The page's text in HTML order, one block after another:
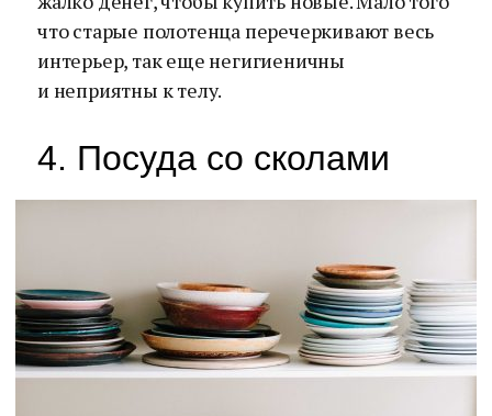
что старые полотенца перечеркивают весь
интерьер, так еще негигиеничны
и неприятны к телу.
4. Посуда со сколами